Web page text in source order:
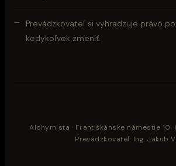
Prevádzkovateľ si vyhradzuje právo
kedykoľvek zmeniť.
Alchymista · Františkánske námestie 10,
Prevádzkovateľ: Ing. Jakub